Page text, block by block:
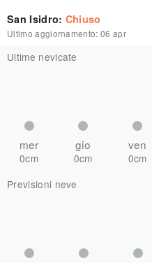
San Isidro: Chiuso
Ultimo aggiornamento: 06 apr
Ultime nevicate
mer gio ven
0cm 0cm 0cm
Previsioni neve